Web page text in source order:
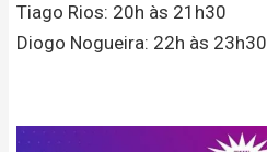
Tiago Rios: 20h às 21h30
Diogo Nogueira: 22h às 23h30